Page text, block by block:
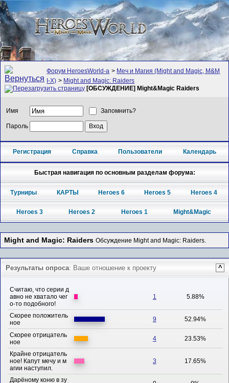
Форум HeroesWorld-а > Меч и Магия (Might and Magic, M&M
I-X) > Might and Magic: Raiders
[ОБСУЖДЕНИЕ] Might&Magic Raiders
Имя Запомнить?
Пароль
Регистрация Справка Пользователи Календарь
Быстрая навигация по основным разделам форума:
Турниры КАРТЫ Heroes 6 Heroes 5 Heroes 4
Heroes 3 Heroes 2 Heroes 1 Might&Magic
Might and Magic: Raiders Обсуждение Might and Magic: Raiders.
Результаты опроса: Ваше отношение к проекту ^
Считаю, что серии д
авно не хватало чег
о-то подобного!
1 5.88%
Скорее положитель
ное
9 52.94%
Скорее отрицатель
ное
4 23.53%
Крайне отрицатель
ное! Капут мечу и м
агии наступил.
3 17.65%
Дарёному коню в зу